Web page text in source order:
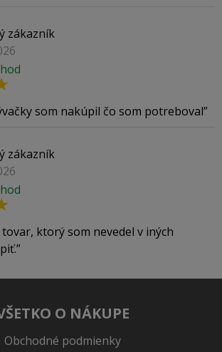
zákazník
som nakúpil čo som potreboval
zákazník
ktorý som nevedel v iných
O NÁKUPE
Obchodné podmienky